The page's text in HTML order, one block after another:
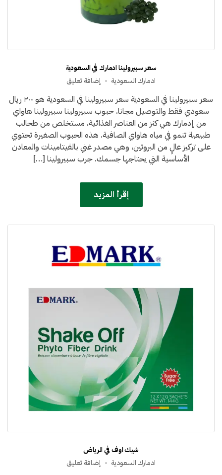
سعر سبيرولينا ادمارك في السعودية
ادمارك السعودية
إضافة تعليق
سبيرولينا
ادمارك
في
السعودية
سعر سبيرولينا في السعودية سعر سبيرولينا في السعودية هو ٢٠٠ ريال
سعودي فقط والتوصيل مجانا. حبوب سبيرولينا سبيرولينا هاواي
من إدمارك هي كنز من العناصر الغذائية، مستخلص من طحالب
طبيعية تنمو في مياه هاواي الصافية. هذه الحبوب الصغيرة تحتوي
على تركيز عالٍ من البروتين، وهي مصدر غني بالفيتامينات والمعادن
الأساسية التي يحتاجها جسمك. جرب سبيرولينا […]
إقرأ المزيد
شيك اوف في الرياض
ادمارك السعودية
إضافة تعليق